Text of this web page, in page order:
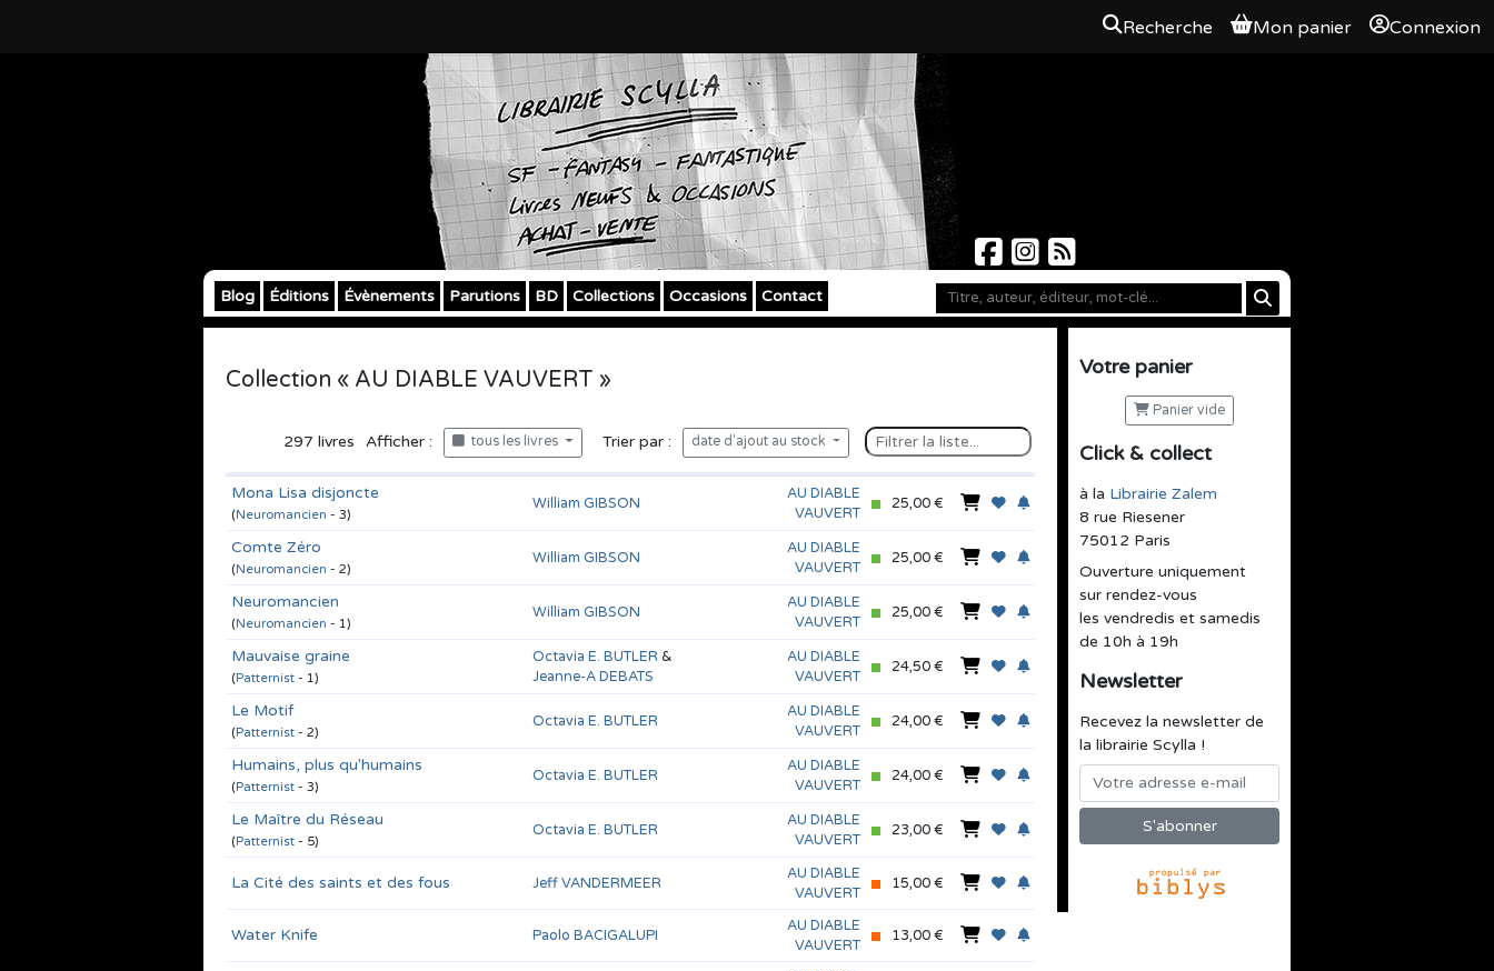
Recherche Mon panier Connexion
Blog Éditions Évènements Parutions BD Collections Occasions Contact
Votre panier
Panier vide
Click & collect
à la Librairie Zalem
8 rue Riesener
75012 Paris
Ouverture uniquement
sur rendez-vous
les vendredis et samedis
de 10h à 19h
Newsletter
Recevez la newsletter de
la librairie Scylla !
Collection « AU DIABLE VAUVERT »
297 livres Afficher : tous les livres Trier par : date d'ajout au stock
Mona Lisa disjoncte
(Neuromancien - 3)
William GIBSON
AU DIABLE
VAUVERT
25,00 €
Comte Zéro
(Neuromancien - 2)
William GIBSON
AU DIABLE
VAUVERT
25,00 €
Neuromancien
(Neuromancien - 1)
William GIBSON
AU DIABLE
VAUVERT
25,00 €
Mauvaise graine
(Patternist - 1)
Octavia E. BUTLER &
Jeanne-A DEBATS
AU DIABLE
VAUVERT
24,50 €
Le Motif
(Patternist - 2)
Octavia E. BUTLER
AU DIABLE
VAUVERT
24,00 €
Humains, plus qu'humains
(Patternist - 3)
Octavia E. BUTLER
AU DIABLE
VAUVERT
24,00 €
Le Maître du Réseau
(Patternist - 5)
Octavia E. BUTLER
AU DIABLE
VAUVERT
23,00 €
La Cité des saints et des fous Jeff VANDERMEER
AU DIABLE
VAUVERT
15,00 €
Water Knife Paolo BACIGALUPI
AU DIABLE
VAUVERT
13,00 €